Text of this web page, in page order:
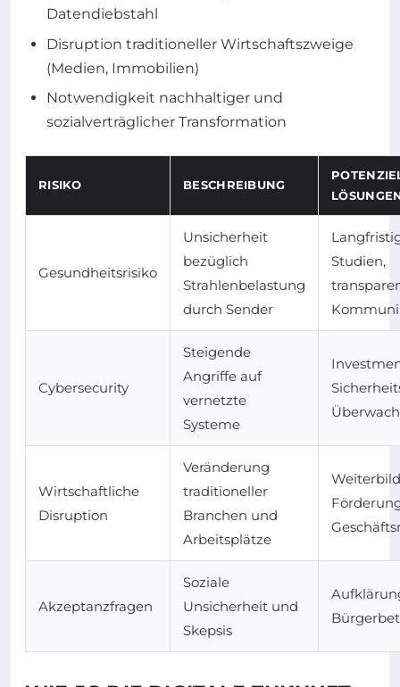
Datendiebstahl
Disruption traditioneller Wirtschaftszweige
(Medien, Immobilien)
Notwendigkeit nachhaltiger und
sozialverträglicher Transformation
RISIKO BESCHREIBUNG
Gesundheitsrisiko
Unsicherheit
bezüglich
Strahlenbelastung
durch Sender
Studien,
Cybersecurity
Steigende
Angriffe auf
vernetzte
Systeme
Wirtschaftliche
Disruption
Veränderung
traditioneller
Branchen und
Arbeitsplätze
Akzeptanzfragen
Soziale
Unsicherheit und
Skepsis